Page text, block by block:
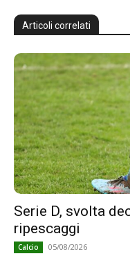
Articoli correlati
Serie D, svolta
ripescaggi
Calcio 05/08/2026